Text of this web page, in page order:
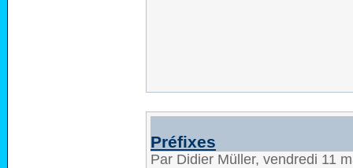
Préfixes
Par Didier Müller, vendredi 11